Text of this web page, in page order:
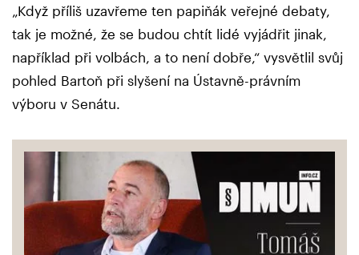
„Když příliš uzavřeme ten papiňák veřejné debaty,
tak je možné, že se budou chtít lidé vyjádřit jinak,
například při volbách, a to není dobře,“ vysvětlil svůj
pohled Bartoň při slyšení na Ústavně-právním
výboru v Senátu.